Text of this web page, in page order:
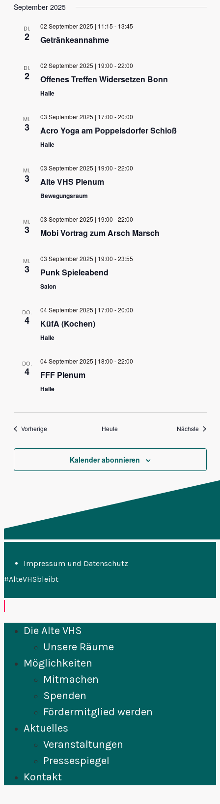
September 2025
DI.
2
02 September 2025 | 11:15 - 13:45
Getränkeannahme
DI.
2
02 September 2025 | 19:00 -22:00
Offenes Treffen Widersetzen Bonn
Halle
MI.
3
03 September 2025 | 17:00 -20:00
Acro Yoga am Poppelsdorfer Schloß
Halle
MI.
3
03 September 2025 | 19:00 -22:00
Alte VHS Plenum
Bewegungsraum
MI.
3
03 September 2025 | 19:00 -22:00
Mobi Vortrag zum Arsch Marsch
MI.
3
03 September 2025 | 19:00 -23:55
Punk Spieleabend
Salon
DO.
4
04 September 2025 | 17:00 -20:00
KüfA (Kochen)
Halle
DO.
4
04 September 2025 | 18:00 -22:00
FFF Plenum
Halle
VorherigeVeranstaltungen Heute Nächste
Kalender abonnieren
Impressum und Datenschutz
#AlteVHSbleibt
Die Alte VHS
Unsere Räume
Möglichkeiten
Mitmachen
Spenden
Fördermitglied werden
Aktuelles
Veranstaltungen
Pressespiegel
Kontakt